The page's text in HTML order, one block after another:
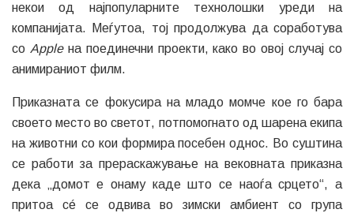
некои од најпопуларните технолошки уреди на
компанијата. Меѓутоа, тој продолжува да соработува
со Appleна поединечни проекти, како во овој случај со
анимираниот филм.
Приказната се фокусира на младо момче кое го бара
своето место во светот, потпомогнато од шарена екипа
на животни со кои формира посебен однос. Во суштина
се работи за прераскажување на вековната приказна
дека „домот е онаму каде што се наоѓа срцето“, а
притоа сé се одвива во зимски амбиент со група